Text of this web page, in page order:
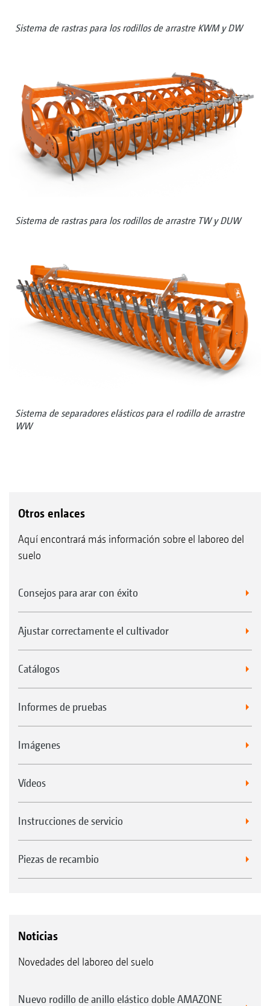
Sistema de rastras para los rodillos de arrastre KWM y DW
Sistema de rastras para los rodillos de arrastre TW y DUW
Sistema de separadores elásticos para el rodillo de arrastre
WW
Otros enlaces
Aquí encontrará más información sobre el laboreo del
suelo
Consejos para arar con éxito
Ajustar correctamente el cultivador
Catálogos
Informes de pruebas
Imágenes
Vídeos
Instrucciones de servicio
Piezas de recambio
Noticias
Novedades del laboreo del suelo
Nuevo rodillo de anillo elástico doble AMAZONE